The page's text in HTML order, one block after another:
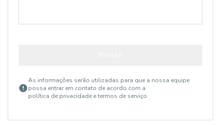
As informações serão utilizadas para que a nossa equipe
possa entrar em contato de acordo com a
política de privacidade e termos de serviço